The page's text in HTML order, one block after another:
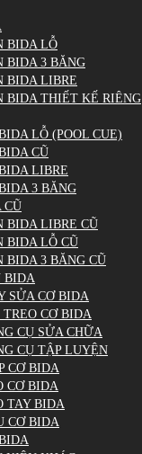
BIDA LỖ
BIDA 3 BĂNG
BIDA LIBRE
BIDA THIẾT KẾ RIÊNG
LỖ (POOL CUE)
CŨ
LIBRE
3 BĂNG
CŨ
BIDA LIBRE CŨ
BIDA LỖ CŨ
BIDA 3 BĂNG CŨ
BIDA
SỬA CƠ BIDA
CƠ BIDA
CỤ SỬA CHỮA
CỤ TẬP LUYỆN
CƠ BIDA
CƠ BIDA
TAY BIDA
CƠ BIDA